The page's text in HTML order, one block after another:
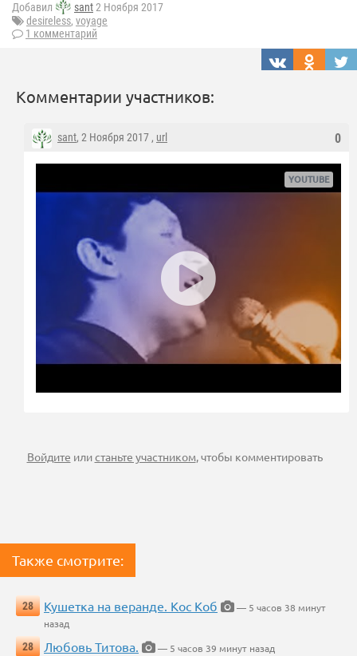
Добавил sant2 Ноября 2017
desireless, voyage
1 комментарий
Комментарии участников:
0
sant, 2 Ноября 2017 , url
Войдите илистаньте участником, чтобы комментировать
Также смотрите:
28 Кушетка на веранде. Кос Коб
— 5 часов 38 минут
назад
28
Любовь Титова.
— 5 часов 39 минут назад